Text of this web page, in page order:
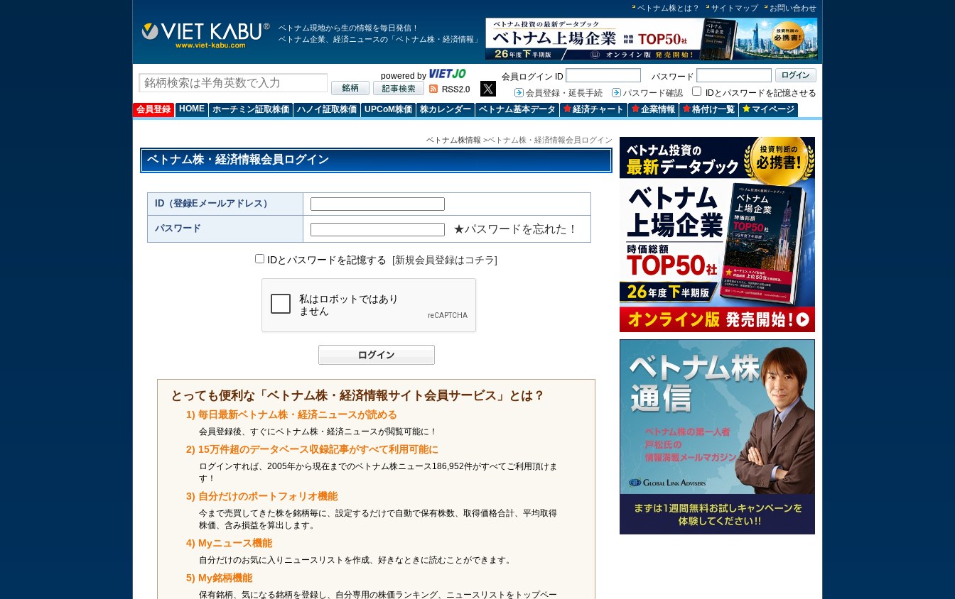
ベトナム株とは？ サイトマップ お問い合わせ
ベトナム現地から生の情報を毎日発信！
ベトナム企業、経済ニュースの「ベトナム株・経済情報」
powered by 会員ログイン ID
パスワード
会員登録・延長手続
パスワード確認
IDとパスワードを記憶させる
会員登録
HOME ホーチミン証取株価 ハノイ証取株価 UPCoM株価 株カレンダー ベトナム基本データ 経済チャート 企業情報 格付け一覧 マイページ
ベトナム株情報 >ベトナム株・経済情報会員ログイン
ベトナム株・経済情報会員ログイン
ID（登録Eメールアドレス）
パスワード ★パスワードを忘れた！
IDとパスワードを記憶する [新規会員登録はコチラ]
とっても便利な「ベトナム株・経済情報サイト会員サービス」とは？
1) 毎日最新ベトナム株・経済ニュースが読める
会員登録後、すぐにベトナム株・経済ニュースが閲覧可能に！
2) 15万件超のデータベース収録記事がすべて利用可能に
ログインすれば、2005年から現在までのベトナム株ニュース186,952件がすべてご利用頂けま
す！
3) 自分だけのポートフォリオ機能
今まで売買してきた株を銘柄毎に、設定するだけで自動で保有株数、取得価格合計、平均取得
株価、含み損益を算出します。
4) Myニュース機能
自分だけのお気に入りニュースリストを作成、好きなときに読むことができます。
5) My銘柄機能
保有銘柄、気になる銘柄を登録し、自分専用の株価ランキング、ニュースリストをトップペー